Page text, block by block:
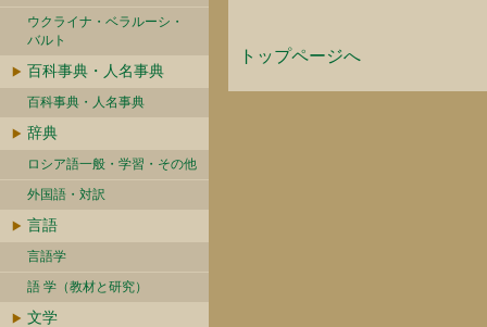
ウクライナ・ベラルーシ・
バルト
百科事典・人名事典
百科事典・人名事典
辞典
ロシア語一般・学習・その他
外国語・対訳
言語
言語学
語 学（教材と研究）
文学
トップページへ